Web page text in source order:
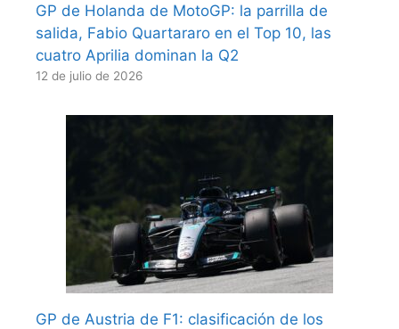
GP de Holanda de MotoGP: la parrilla de
salida, Fabio Quartararo en el Top 10, las
cuatro Aprilia dominan la Q2
12 de julio de 2026
GP de Austria de F1: clasificación de los